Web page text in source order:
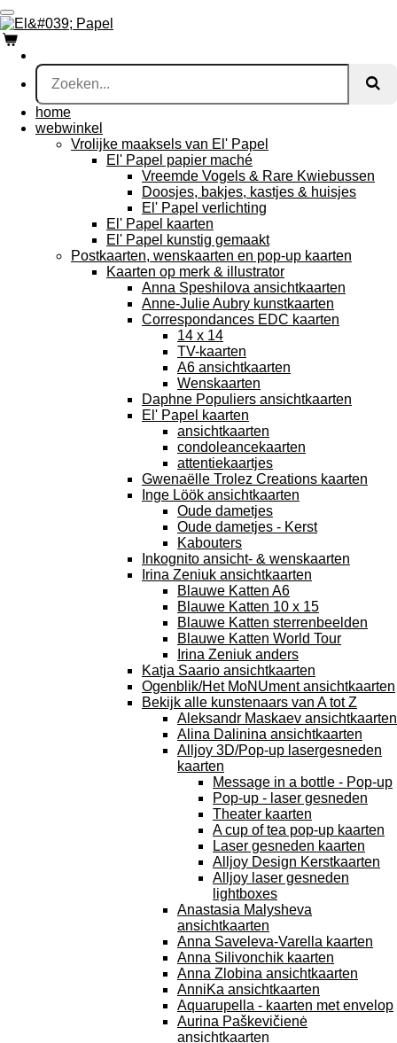
Ga
direct
naar
de
hoofdinhoud
home
webwinkel
Vrolijke maaksels van El' Papel
El' Papel papier maché
Vreemde Vogels & Rare Kwiebussen
Doosjes, bakjes, kastjes & huisjes
El' Papel verlichting
El' Papel kaarten
El' Papel kunstig gemaakt
Postkaarten, wenskaarten en pop-up kaarten
Kaarten op merk & illustrator
Anna Speshilova ansichtkaarten
Anne-Julie Aubry kunstkaarten
Correspondances EDC kaarten
14 x 14
TV-kaarten
A6 ansichtkaarten
Wenskaarten
Daphne Populiers ansichtkaarten
El' Papel kaarten
ansichtkaarten
condoleancekaarten
attentiekaartjes
Gwenaëlle Trolez Creations kaarten
Inge Löök ansichtkaarten
Oude dametjes
Oude dametjes - Kerst
Kabouters
Inkognito ansicht- & wenskaarten
Irina Zeniuk ansichtkaarten
Blauwe Katten A6
Blauwe Katten 10 x 15
Blauwe Katten sterrenbeelden
Blauwe Katten World Tour
Irina Zeniuk anders
Katja Saario ansichtkaarten
Ogenblik/Het MoNUment ansichtkaarten
Bekijk alle kunstenaars van A tot Z
Aleksandr Maskaev ansichtkaarten
Alina Dalinina ansichtkaarten
Alljoy 3D/Pop-up lasergesneden
kaarten
Message in a bottle - Pop-up
Pop-up - laser gesneden
Theater kaarten
A cup of tea pop-up kaarten
Laser gesneden kaarten
Alljoy Design Kerstkaarten
Alljoy laser gesneden
lightboxes
Anastasia Malysheva
ansichtkaarten
Anna Saveleva-Varella kaarten
Anna Silivonchik kaarten
Anna Zlobina ansichtkaarten
AnniKa ansichtkaarten
Aquarupella - kaarten met envelop
Aurina Paškevičienė
ansichtkaarten